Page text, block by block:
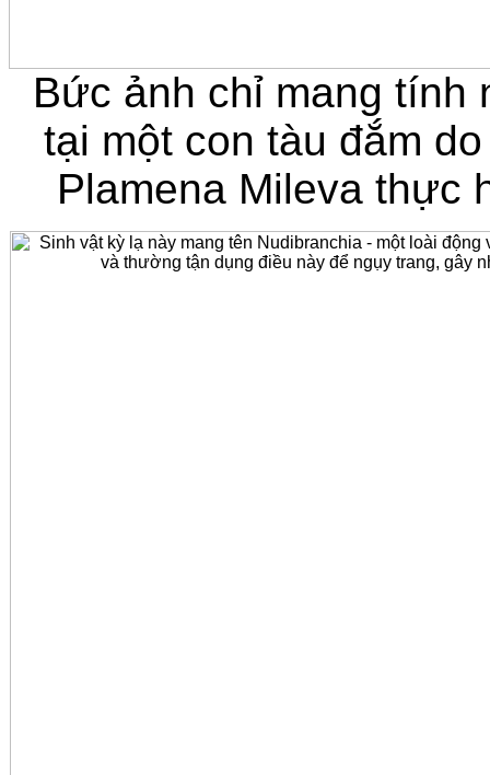
Bức ảnh chỉ mang tính
tại một con tàu đắm
Plamena Mileva thực